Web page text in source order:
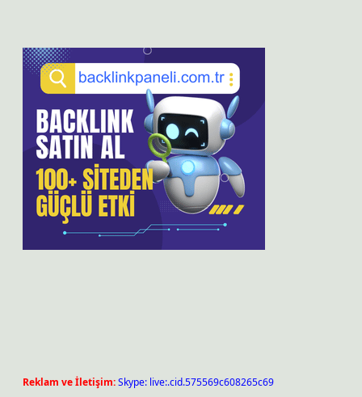
Reklam ve İletişim:Skype: live:.cid.575569c608265c69